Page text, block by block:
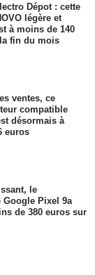
Dépot : cette
légère et
à moins de 140
fin du mois
ventes, ce
compatible
désormais à
euros
le
Google Pixel 9a
de 380 euros sur